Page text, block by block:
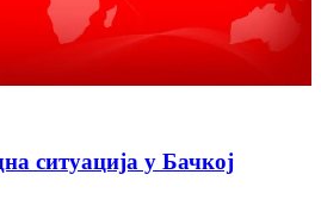
ситуација у Бачкој